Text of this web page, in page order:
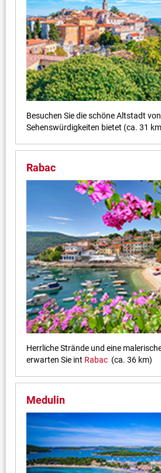
Besuchen Sie die schöne Altstadt von
Sehenswürdigkeiten bietet (ca. 31
Rabac
Herrliche Strände und eine
erwarten Sie int Rabac(ca. 36 km)
Medulin